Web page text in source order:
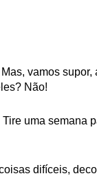
Mas, vamos supor,
Não!
Tire uma semana
difíceis,